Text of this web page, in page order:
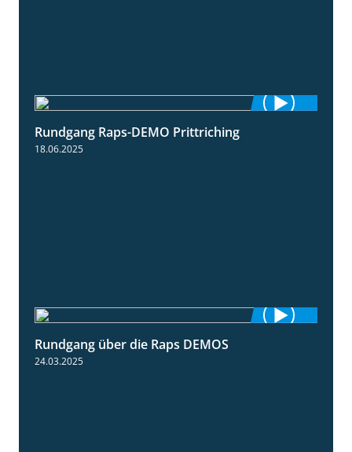
Rundgang Raps-DEMO Prittriching
18.06.2025
Rundgang über die Raps DEMOS
24.03.2025